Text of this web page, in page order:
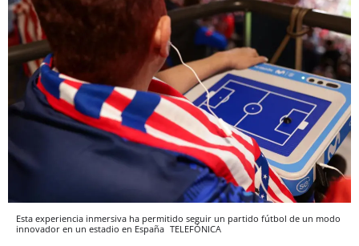
Esta experiencia inmersiva ha permitido seguir un partido fútbol de un modo
innovador en un estadio en España TELEFÓNICA